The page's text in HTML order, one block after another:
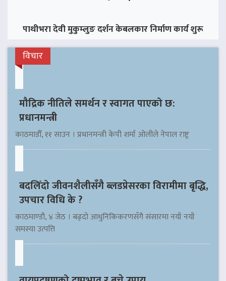
पाथीभरा देवी मुकुम्लुङ दर्शन केबलकार निर्माण कार्य शुरू
विचार
मौद्रिक नीतिले समर्थन र स्वागत पाएको छ:
प्रधानमन्त्री
काठमाडौँ, ११ साउन । प्रधानमन्त्री केपी शर्मा ओलीले नेपाल राष्ट्र
बदलिँदो जीवनशैलीसँगै ब्लडप्रेसरका विरामीमा बृद्धि,
उपचार विधि के ?
काठमाण्डौ, ४ जेठ । बढ्दो आधुनिकिकरणसँगै संसारमा नयाँ नयाँ
समस्या उत्पत्ति